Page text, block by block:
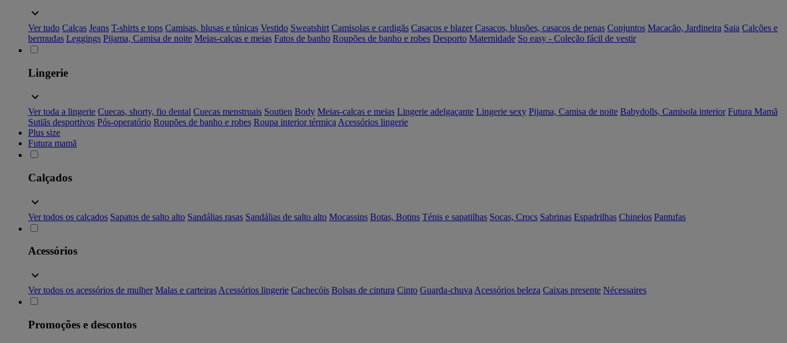
Ver tudo Calças Jeans T-shirts e tops Camisas, blusas e túnicas Vestido Sweatshirt Camisolas e cardigãs Casacos e blazer Casacos, blusões, casacos de penas Conjuntos Macacão, Jardineira Saia Calções e
bermudas Leggings Pijama, Camisa de noite Meias-calças e meias Fatos de banho Roupões de banho e robes Desporto Maternidade So easy - Coleção fácil de vestir
Lingerie
Ver toda a lingerie Cuecas, shorty, fio dental Cuecas menstruais Soutien Body Meias-calças e meias Lingerie adelgaçante Lingerie sexy Pijama, Camisa de noite Babydolls, Camisola interior Futura Mamã
Sutiãs desportivos Pós-operatório Roupões de banho e robes Roupa interior térmica Acessórios lingerie
Plus size
Futura mamã
Calçados
Ver todos os calçados Sapatos de salto alto Sandálias rasas Sandálias de salto alto Mocassins Botas, Botins Ténis e sapatilhas Socas, Crocs Sabrinas Espadrilhas Chinelos Pantufas
Acessórios
Ver todos os acessórios de mulher Malas e carteiras Acessórios lingerie Cachecóis Bolsas de cintura Cinto Guarda-chuva Acessórios beleza Caixas presente Nécessaires
Promoções e descontos